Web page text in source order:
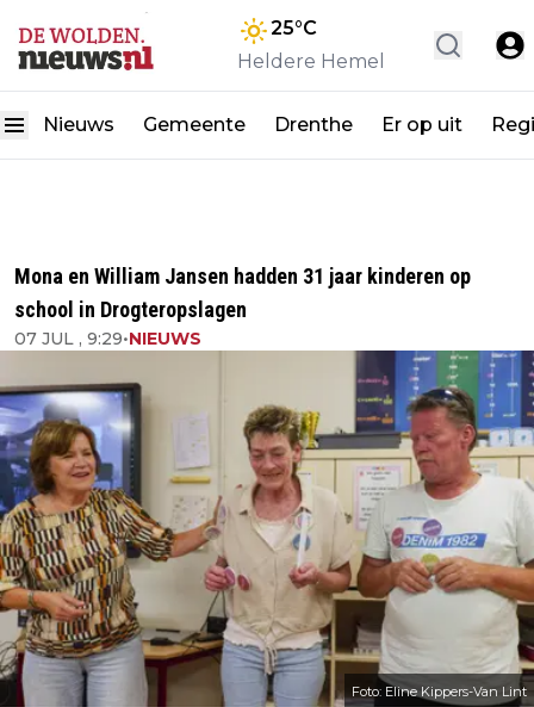
25°C
Heldere Hemel
Nieuws Gemeente Drenthe Er op uit
Mona en William Jansen hadden 31 jaar kinderen op
school in Drogteropslagen
07 JUL , 9:29•NIEUWS
Foto: Eline Kippers-Van Lint